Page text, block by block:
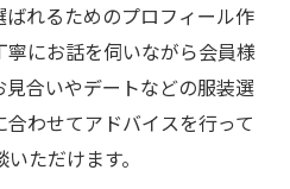
れるためのプロフィール作
にお話を伺いながら会員様
合いやデートなどの服装選
わせてアドバイスを行って
ただけます。